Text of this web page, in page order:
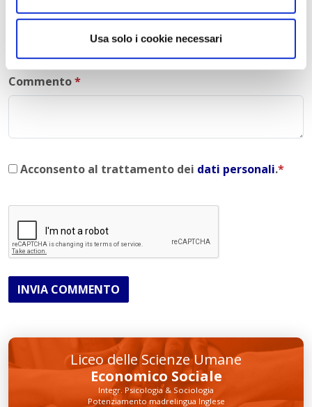
Usa solo i cookie necessari
E-mail*
Commento*
Acconsento al trattamento dei dati personali.*
INVIA COMMENTO
Liceo delle Scienze Umane
Economico Sociale
Integr. Psicologia & Sociologia
Potenziamento madrelingua Inglese